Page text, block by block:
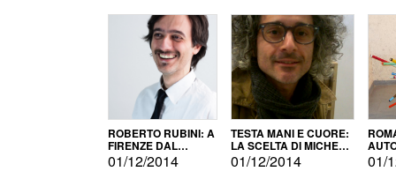
ROBERTO RUBINI: A
FIRENZE DAL
PRODOTTO ALLA
PROMOZIONE
01/12/2014
TESTA MANI E CUORE:
LA SCELTA DI MICHELE
BARBERIO
01/12/2014 01/